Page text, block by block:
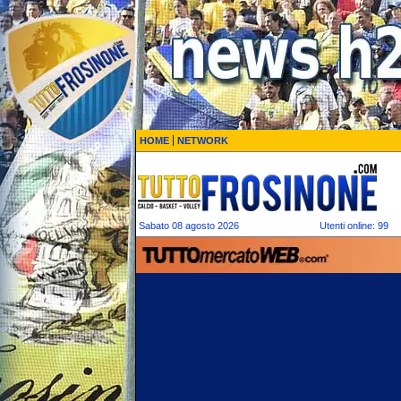
HOME NETWORK
Sabato 08 agosto 2026 Utenti online: 99